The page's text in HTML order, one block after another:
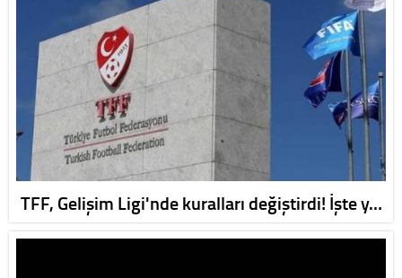
TFF, Gelişim Ligi'nde kuralları değiştirdi! İşte y…